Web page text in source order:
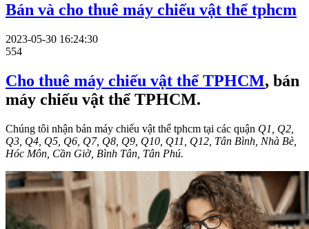
Bán và cho thuê máy chiếu vật thể tphcm
2023-05-30 16:24:30
554
Cho thuê máy chiếu vật thể TPHCM, bán
máy chiếu vật thể TPHCM.
Chúng tôi nhận bán máy chiếu vật thể tphcm tại các quận Q1, Q2,
Q3, Q4, Q5, Q6, Q7, Q8, Q9, Q10, Q11, Q12, Tân Bình, Nhà Bè,
Hóc Môn, Cần Giờ, Bình Tân, Tân Phú.